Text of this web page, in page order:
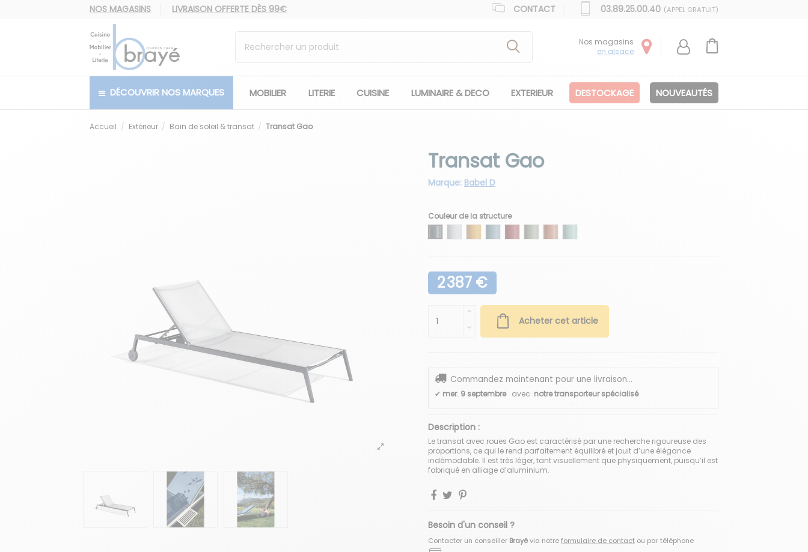
NOS MAGASINS LIVRAISON OFFERTE DÈS 99€ CONTACT 03.89.25.00.40 (APPEL GRATUIT)
Nos magasins
en alsace
DÉCOUVRIR NOS MARQUES MOBILIER LITERIE CUISINE LUMINAIRE & DECO EXTERIEUR DESTOCKAGE NOUVEAUTÉS
Accueil Extérieur Bain de soleil & transat Transat Gao
Transat Gao
Marque: Babel D
Couleur de la structure
2 387 €
Acheter cet article
Commandez maintenant pour une livraison...
✔ mer. 9 septembre avec notre transporteur spécialisé
Description :
Le transat avec roues Gao est caractérisé par une recherche rigoureuse des
proportions, ce qui le rend parfaitement équilibré et jouit d’une élégance
indémodable. Il est très léger, tant visuellement que physiquement, puisqu’il est
fabriqué en alliage d’aluminium.
Besoin d'un conseil ?
Contacter un conseiller Brayévia notreformulaire de contact ou par téléphone